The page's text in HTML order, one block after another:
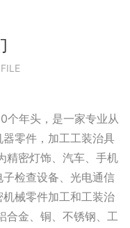
个年头，是一家专业从
零件，加工工装治具
精密灯饰、汽车、手机
检查设备、光电通信
械零件加工和工装治
合金、铜、不锈钢、工